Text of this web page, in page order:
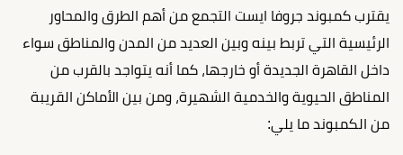
يقترب كمبوند جروفا ايست التجمع من أهم الطرق والمحاور
الرئيسية التي تربط بينه وبين العديد من المدن والمناطق سواء
داخل القاهرة الجديدة أو خارجها، كما أنه يتواجد بالقرب من
المناطق الحيوية والخدمية الشهيرة، ومن بين الأماكن القريبة
من الكمبوند ما يلي: